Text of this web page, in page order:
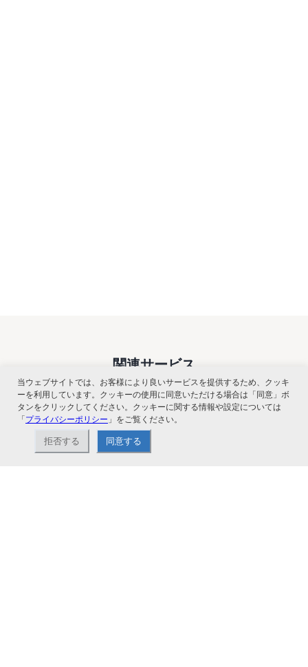
関連サービス
当ウェブサイトでは、お客様により良いサービスを提供するため、クッキ
ーを利用しています。クッキーの使用に同意いただける場合は「同意」ボ
タンをクリックしてください。クッキーに関する情報や設定については
「プライバシーポリシー 」をご覧ください。
拒否する 同意する